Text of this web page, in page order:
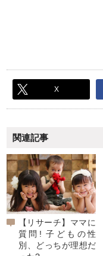
X
関連記事
【リサーチ】ママに
質問! 子どもの性
別、どっちが理想だ